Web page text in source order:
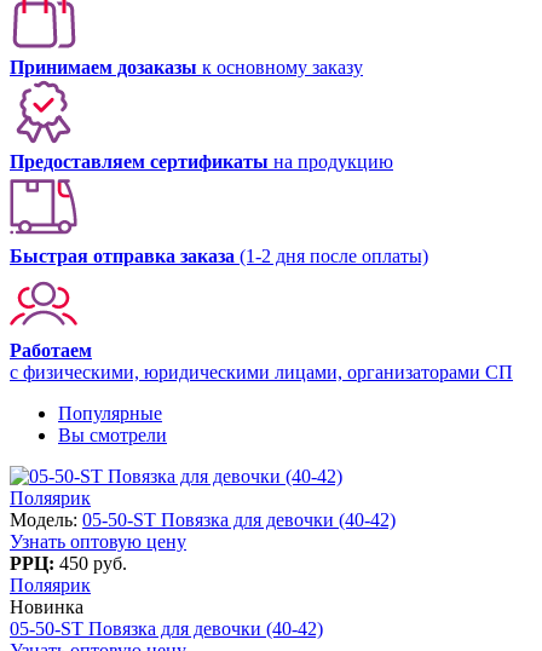
Принимаем дозаказы к основному заказу
Предоставляем сертификаты на продукцию
Быстрая отправка заказа (1-2 дня после оплаты)
Работаем
с физическими, юридическими лицами, организаторами СП
Популярные
Вы смотрели
Поляярик
Модель: 05-50-ST Повязка для девочки (40-42)
Узнать оптовую цену
РРЦ: 450 руб.
Поляярик
Новинка
05-50-ST Повязка для девочки (40-42)